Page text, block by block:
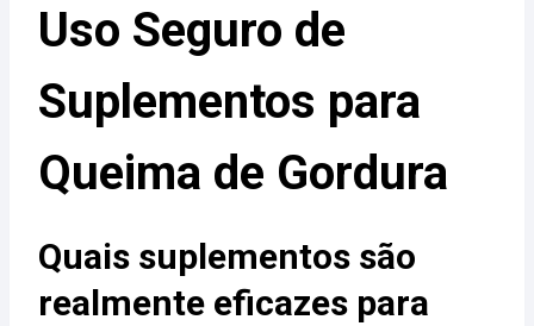
Uso Seguro de
Suplementos para
Queima de Gordura
Quais suplementos são
realmente eficazes para